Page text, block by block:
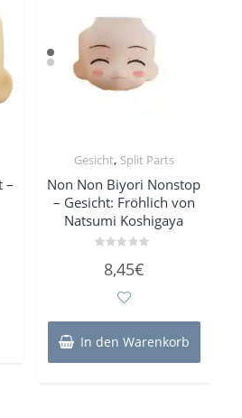
–
Gesicht, Split Parts
Non Non Biyori Nonstop
– Gesicht: Fröhlich von
Natsumi Koshigaya
mit8,45€
In den Warenkorb